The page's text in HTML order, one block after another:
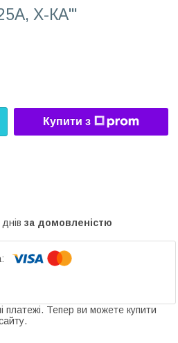
Х-КА'''
Купити з
за домовленістю
платежі. Тепер ви можете купити